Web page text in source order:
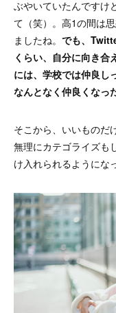
ぶやいていたんですけ
て（笑）。高1の間は
ましたね。 でも、
くらい、自分に向き合
には、学校では仲良し
なんとなく仲良くなっ
そこから、いいものだ
無理にカテゴライズも
け入れられるようにな